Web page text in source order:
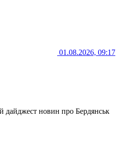
01.08.2026, 09:17
новин про Бердянськ